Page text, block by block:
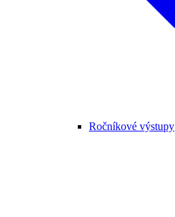
Ročníkové výstupy